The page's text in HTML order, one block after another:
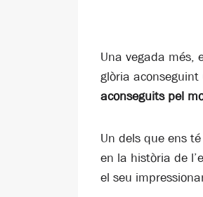
Una vegada més,
glòria
aconseguits pel
Un dels que ens
en la història de
el seu